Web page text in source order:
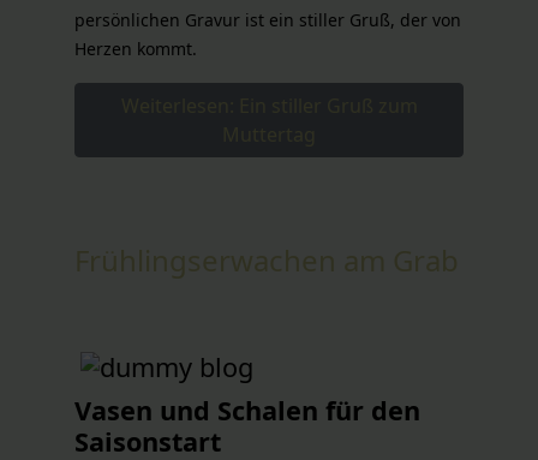
persönlichen Gravur ist ein stiller Gruß, der von
Herzen kommt.
Frühlingserwachen am Grab
Vasen und Schalen für den
Saisonstart